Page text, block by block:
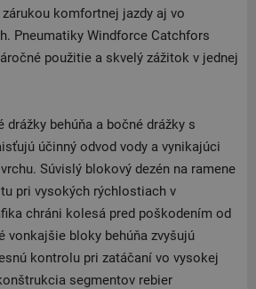
komfortnej jazdy aj vo
Pneumatiky Windforce Catchfors
použitie a skvelý zážitok v jednej
behúňa a bočné drážky s
účinný odvod vody a vynikajúci
Súvislý blokový dezén na ramene
pri vysokých rýchlostiach v
chráni kolesá pred poškodením od
vonkajšie bloky behúňa zvyšujú
kontrolu pri zatáčaní vo vysokej
segmentov rebier